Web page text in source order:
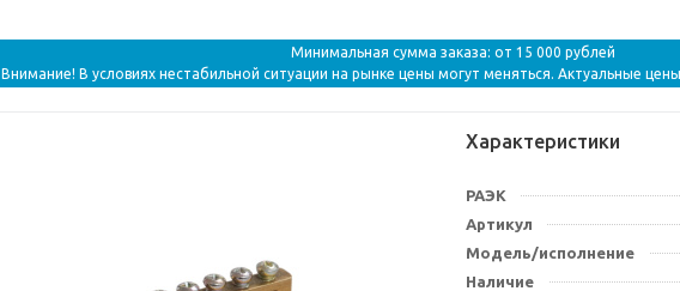
Минимальная сумма заказа: от 15 000 рублей
Внимание! В условиях нестабильной ситуации на рынке цены могут меняться. Актуальные
Характеристики
РАЭК
Артикул
Модель/исполнение
Наличие